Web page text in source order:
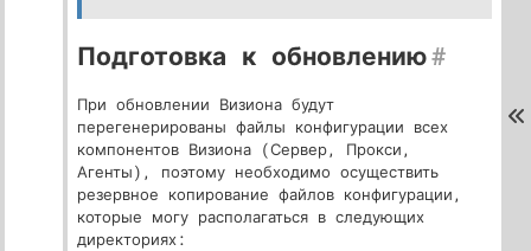
Подготовка к обновлению#
При обновлении Визиона будут
перегенерированы файлы конфигурации всех
компонентов Визиона (Сервер, Прокси,
Агенты), поэтому необходимо осуществить
резервное копирование файлов конфигурации,
которые могу располагаться в следующих
директориях: